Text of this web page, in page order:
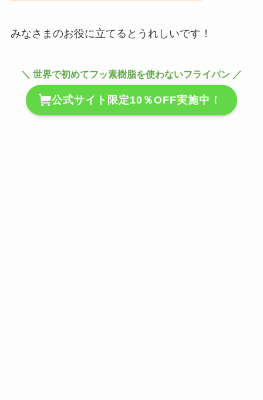
みなさまのお役に立てるとうれしいです！
＼ 世界で初めてフッ素樹脂を使わないフライパン ／
公式サイト限定10％OFF実施中！